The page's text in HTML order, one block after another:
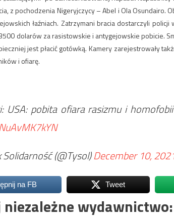
z pochodzenia Nigeryjczycy – Abel i Ola Osundairo.
łaźniach. Zatrzymani bracia dostarczyli
dolarów za rasistowskie i antygejowskie pobicie.
jest płacić gotówką. Kamery zarejestrowały
i ofiarę.
USA: pobita ofiara rasizmu i
(@Tysol)December 10,
na FB Tweet
wydawnictwo: